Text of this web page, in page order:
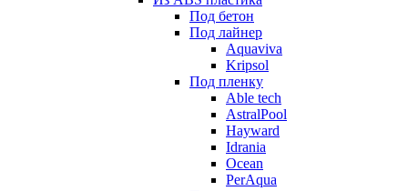
Под бетон
Под лайнер
Aquaviva
Kripsol
Под пленку
Able tech
AstralPool
Hayward
Idrania
Ocean
PerAqua